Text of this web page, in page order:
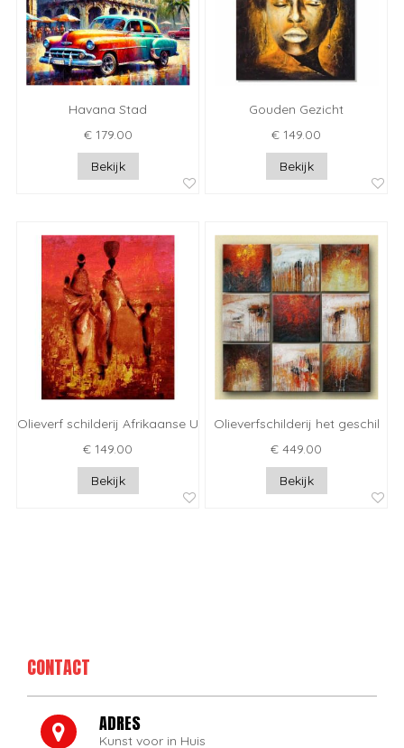
Havana Stad
€ 179.00
Bekijk
Gouden Gezicht
€ 149.00
Bekijk
Olieverf schilderij Afrikaanse Ulleni
€ 149.00
Bekijk
Olieverfschilderij het geschil
€ 449.00
Bekijk
CONTACT
ADRES
Kunst voor in Huis